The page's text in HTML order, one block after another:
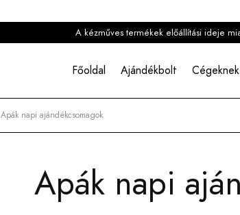
A kézműves termékek előállítási ideje
Főoldal Ajándékbolt Cégeknek
Apák napi ajándékcsomagok
Apák napi